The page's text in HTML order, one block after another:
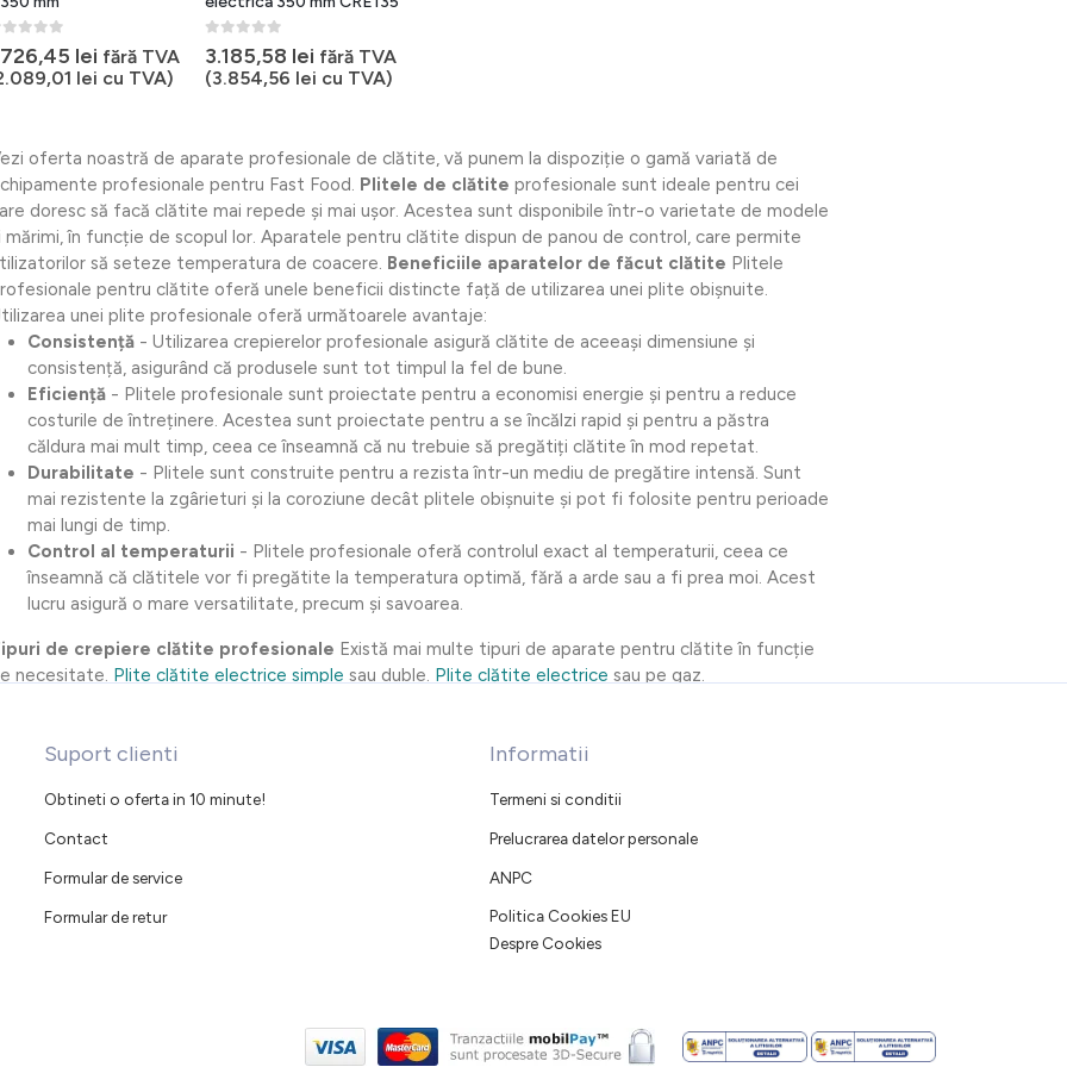
out of 5 lei fără TVA
lei cu TVA)
0out of 5
3.185,58 lei fără TVA
(3.854,56 lei cu TVA)
oferta noastră de aparate profesionale de clătite, vă punem la dispoziție o gamă variată de
profesionale pentru Fast Food. Plitele de clătite profesionale sunt ideale pentru cei
doresc să facă clătite mai repede și mai ușor. Acestea sunt disponibile într-o varietate de modele
mărimi, în funcție de scopul lor. Aparatele pentru clătite dispun de panou de control, care permite
să seteze temperatura de coacere. Beneficiile aparatelor de făcut clătite Plitele
pentru clătite oferă unele beneficii distincte față de utilizarea unei plite obișnuite.
unei plite profesionale oferă următoarele avantaje:
Consistență - Utilizarea crepierelor profesionale asigură clătite de aceeași dimensiune și
consistență, asigurând că produsele sunt tot timpul la fel de bune.
Eficiență - Plitele profesionale sunt proiectate pentru a economisi energie și pentru a reduce
costurile de întreținere. Acestea sunt proiectate pentru a se încălzi rapid și pentru a păstra
căldura mai mult timp, ceea ce înseamnă că nu trebuie să pregătiți clătite în mod repetat.
Durabilitate - Plitele sunt construite pentru a rezista într-un mediu de pregătire intensă. Sunt
mai rezistente la zgârieturi și la coroziune decât plitele obișnuite și pot fi folosite pentru perioade
mai lungi de timp.
Control al temperaturii - Plitele profesionale oferă controlul exact al temperaturii, ceea ce
înseamnă că clătitele vor fi pregătite la temperatura optimă, fără a arde sau a fi prea moi. Acest
lucru asigură o mare versatilitate, precum și savoarea.
de crepiere clătite profesionale Există mai multe tipuri de aparate pentru clătite în funcție
necesitate. Plite clătite electrice simple sau duble. Plite clătite electrice sau pe gaz.
Suport clienti
Obtineti o oferta in 10 minute!
Contact
Formular de service
Formular de retur
Informatii
Termeni si conditii
Prelucrarea datelor personale
ANPC
Politica Cookies EU
Despre Cookies